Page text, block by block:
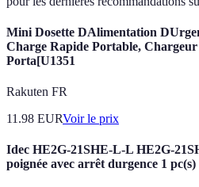
Mini Dosette DAlimentation
Charge Rapide Portable,
Porta[U1351
Rakuten FR
11.98 EURVoir le prix
Idec HE2G-21SHE-L-L HE2G-
poignée avec arrêt durgence 1 pc(s)